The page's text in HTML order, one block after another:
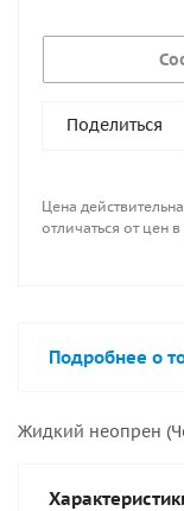
Поделиться
Цена
отличаться от цен
Подробнее о
Жидкий неопрен